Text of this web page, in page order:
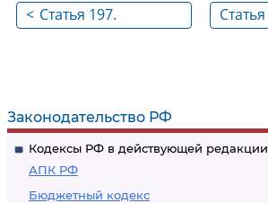
Законодательство РФ
Кодексы РФ в действующей редакции
АПК РФ
Бюджетный кодекс
< Статья 197.
вечерних и заочных
высших и средних
специальных
учебных заведениях